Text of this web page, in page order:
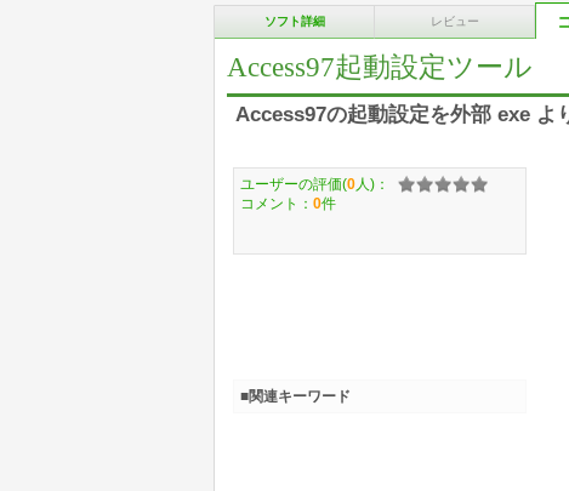
ソフト詳細 レビュー
Access97起動設定ツール
Access97の起動設定を外部 exe よ
ユーザーの評価(0 人)：
コメント： 0件
■関連キーワード